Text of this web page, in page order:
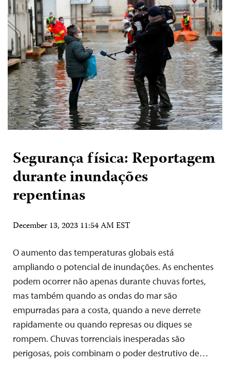
Segurança física: Reportagem
durante inundações
repentinas
December 13, 2023 11:54 AM EST
O aumento das temperaturas globais está
ampliando o potencial de inundações. As enchentes
podem ocorrer não apenas durante chuvas fortes,
mas também quando as ondas do mar são
empurradas para a costa, quando a neve derrete
rapidamente ou quando represas ou diques se
rompem. Chuvas torrenciais inesperadas são
perigosas, pois combinam o poder destrutivo de…